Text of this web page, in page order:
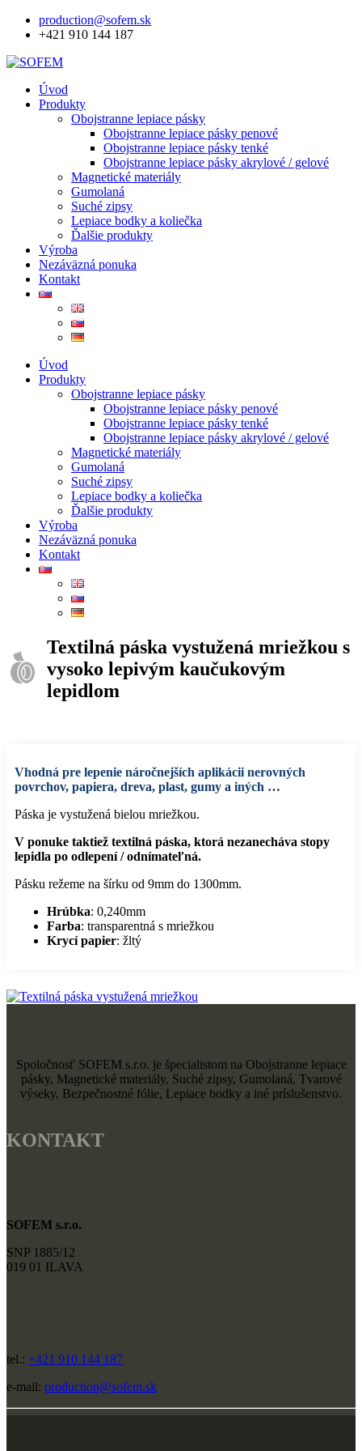
production@sofem.sk
+421 910 144 187
Úvod
Produkty
Obojstranne lepiace pásky
Obojstranne lepiace pásky penové
Obojstranne lepiace pásky tenké
Obojstranne lepiace pásky akrylové / gelové
Magnetické materiály
Gumolaná
Suché zipsy
Lepiace bodky a koliečka
Ďalšie produkty
Výroba
Nezáväzná ponuka
Kontakt
Úvod
Produkty
Obojstranne lepiace pásky
Obojstranne lepiace pásky penové
Obojstranne lepiace pásky tenké
Obojstranne lepiace pásky akrylové / gelové
Magnetické materiály
Gumolaná
Suché zipsy
Lepiace bodky a koliečka
Ďalšie produkty
Výroba
Nezáväzná ponuka
Kontakt
Textilná páska vystužená mriežkou s
vysoko lepivým kaučukovým
lepidlom
Vhodná pre lepenie náročnejších aplikácii nerovných
povrchov, papiera, dreva, plast, gumy a iných …
Páska je vystužená bielou mriežkou.
V ponuke taktiež textilná páska, ktorá nezanecháva stopy
lepidla po odlepení / odnímateľná.
Pásku režeme na šírku od 9mm do 1300mm.
Hrúbka: 0,240mm
Farba: transparentná s mriežkou
Krycí papier: žltý
Spoločnosť SOFEM s.r.o. je špecialistom na Obojstranne lepiace
pásky, Magnetické materiály, Suché zipsy, Gumolaná, Tvarové
výseky, Bezpečnostné fólie, Lepiace bodky a iné príslušenstvo.
KONTAKT
SOFEM s.r.o.
SNP 1885/12
019 01 ILAVA
tel.: +421 910 144 187
e-mail: production@sofem.sk